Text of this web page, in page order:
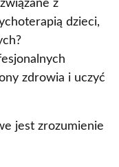
z
dzieci,
zdrowia i uczyć
jest zrozumienie